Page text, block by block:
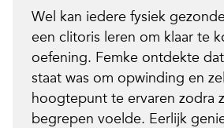
Wel kan iedere fysiek
een clitoris leren om klaar te
oefening. Femke ontdekte
staat was om opwinding en
hoogtepunt te ervaren zodra
begrepen voelde. Eerlijk